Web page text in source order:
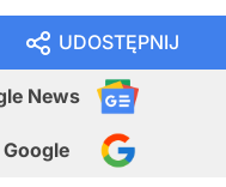
UDOSTĘPNIJ
News
Google